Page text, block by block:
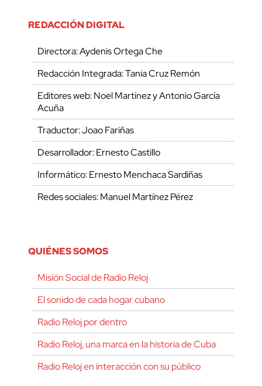
REDACCIÓN DIGITAL
Directora: Aydenis Ortega Che
Redacción Integrada: Tania Cruz Remón
Editores web: Noel Martínez y Antonio García
Acuña
Traductor: Joao Fariñas
Desarrollador: Ernesto Castillo
Informático: Ernesto Menchaca Sardiñas
Redes sociales: Manuel Martínez Pérez
QUIÉNES SOMOS
Misión Social de Radio Reloj
El sonido de cada hogar cubano
Radio Reloj por dentro
Radio Reloj, una marca en la historia de Cuba
Radio Reloj en interacción con su público